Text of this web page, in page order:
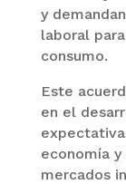
y
laboral
consumo.
Este
en el
economía
mercados